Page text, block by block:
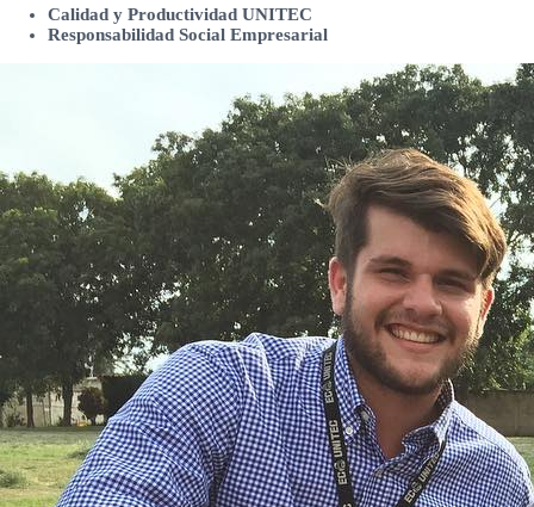
Calidad y Productividad UNITEC
Responsabilidad Social Empresarial